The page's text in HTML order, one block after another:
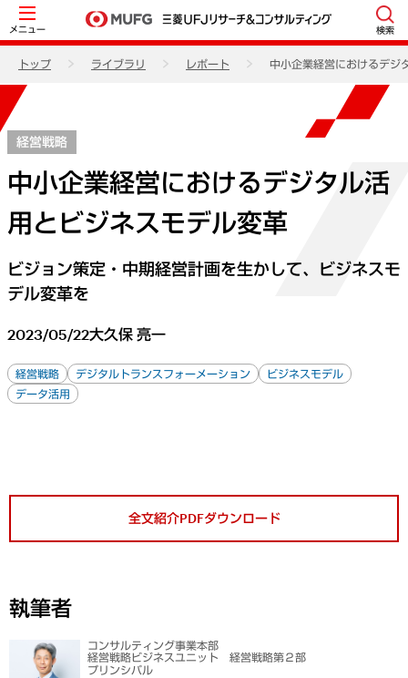
メニュー 検索
トップ ライブラリ レポート 中小企業経営におけるデジ
経営戦略
中小企業経営におけるデジタル活
用とビジネスモデル変革
ビジョン策定・中期経営計画を生かして、ビジネスモ
デル変革を
2023/05/22大久保 亮一
経営戦略 デジタルトランスフォーメーション
ビジネスモデル
データ活用
全文紹介PDFダウンロード
執筆者
コンサルティング事業本部
経営戦略ビジネスユニット 経営戦略第２部
プリンシパル